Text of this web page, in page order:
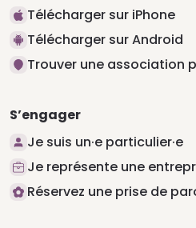
Télécharger sur iPhone
Télécharger sur Android
Trouver une association
S’engager
Je suis un·e particulier·e
Je représente une
Réservez une prise de